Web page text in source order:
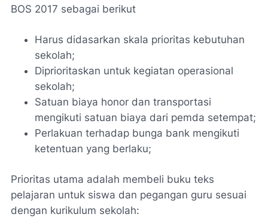
BOS 2017 sebagai berikut
Harus didasarkan skala prioritas kebutuhan
sekolah;
Diprioritaskan untuk kegiatan operasional
sekolah;
Satuan biaya honor dan transportasi
mengikuti satuan biaya dari pemda setempat;
Perlakuan terhadap bunga bank mengikuti
ketentuan yang berlaku;
Prioritas utama adalah membeli buku teks
pelajaran untuk siswa dan pegangan guru sesuai
dengan kurikulum sekolah: